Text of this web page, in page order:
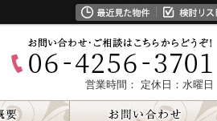
営業時間： 定休日：水曜日